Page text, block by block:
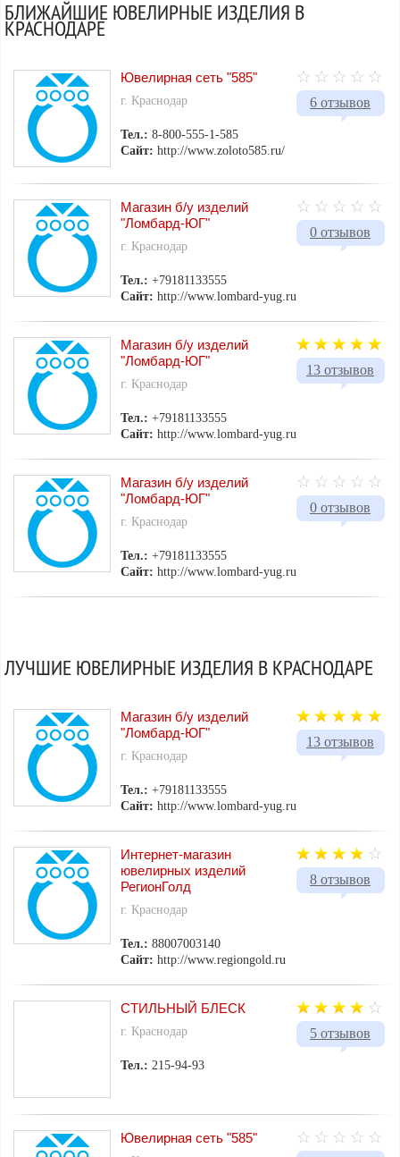
БЛИЖАЙШИЕ ЮВЕЛИРНЫЕ ИЗДЕЛИЯ В
КРАСНОДАРЕ
6 отзывов
Ювелирная сеть "585"
г. Краснодар
Тел.:8-800-555-1-585
Сайт: http://www.zoloto585.ru/
0 отзывов
Магазин б/у изделий
"Ломбард-ЮГ"
г. Краснодар
Тел.:+79181133555
Сайт: http://www.lombard-yug.ru
13 отзывов
Магазин б/у изделий
"Ломбард-ЮГ"
г. Краснодар
Тел.:+79181133555
Сайт: http://www.lombard-yug.ru
0 отзывов
Магазин б/у изделий
"Ломбард-ЮГ"
г. Краснодар
Тел.:+79181133555
Сайт: http://www.lombard-yug.ru
ЛУЧШИЕ ЮВЕЛИРНЫЕ ИЗДЕЛИЯ В КРАСНОДАРЕ
13 отзывов
Магазин б/у изделий
"Ломбард-ЮГ"
г. Краснодар
Тел.:+79181133555
Сайт: http://www.lombard-yug.ru
8 отзывов
Интернет-магазин
ювелирных изделий
РегионГолд
г. Краснодар
Тел.:88007003140
Сайт: http://www.regiongold.ru
5 отзывов
СТИЛЬНЫЙ БЛЕСК
г. Краснодар
Тел.:215-94-93
Ювелирная сеть "585"